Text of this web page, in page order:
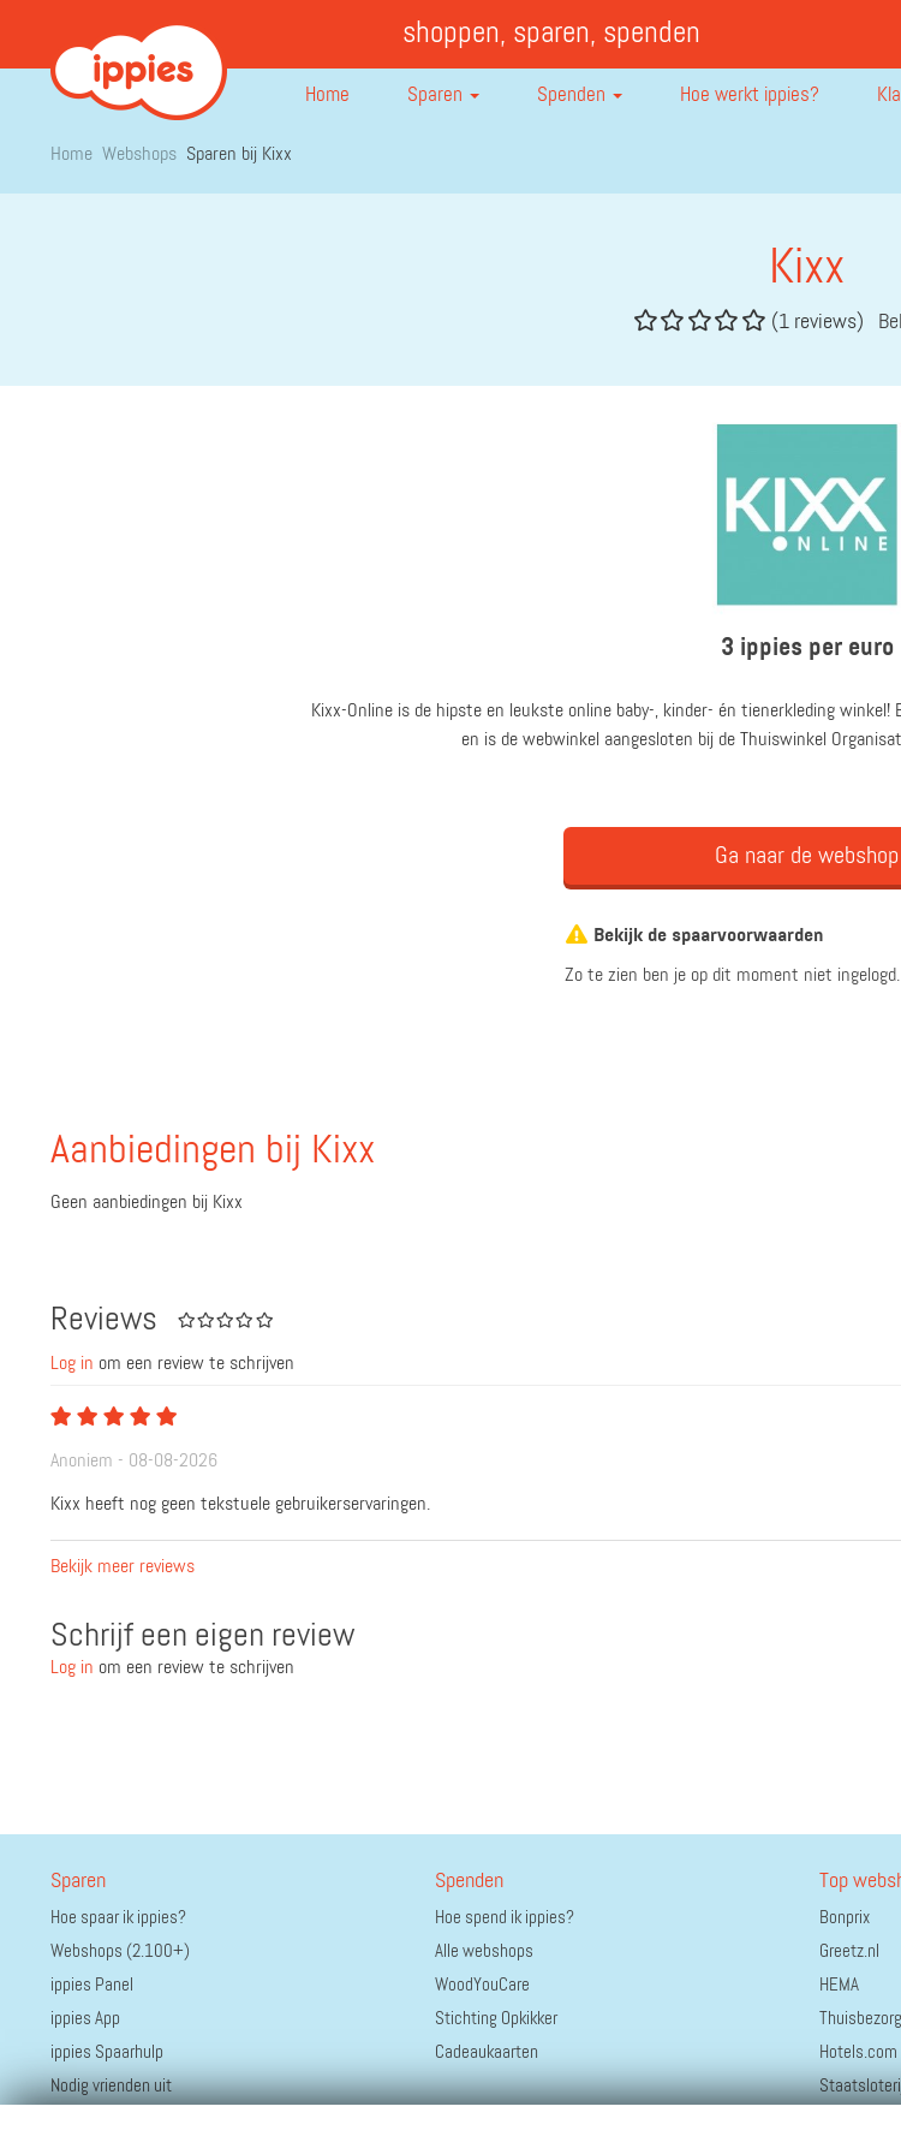
shoppen, sparen, spenden
Home Sparen Spenden Hoe werkt ippies?
Home Webshops Sparen bij Kixx
Kixx
(1 reviews)
3 ippies per euro
Kixx-Online is de hipste en leukste online baby-, kinder- én tienerkleding winkel!
en is de webwinkel aangesloten bij de Thuiswinkel
Ga naar de webshop
Bekijk de spaarvoorwaarden
Zo te zien ben je op dit moment niet ingelogd.
Aanbiedingen bij Kixx
Geen aanbiedingen bij Kixx
Reviews
Log in om een review te schrijven
Anoniem - 08-08-2026
Kixx heeft nog geen tekstuele gebruikerservaringen.
Bekijk meer reviews
Schrijf een eigen review
Log in om een review te schrijven
Sparen
Hoe spaar ik ippies?
Webshops (2.100+)
ippies Panel
ippies App
ippies Spaarhulp
Nodig vrienden uit
Spenden
Hoe spend ik ippies?
Alle webshops
WoodYouCare
Stichting Opkikker
Cadeaukaarten
Top
Bonprix
Greetz.nl
HEMA
Hotels.com